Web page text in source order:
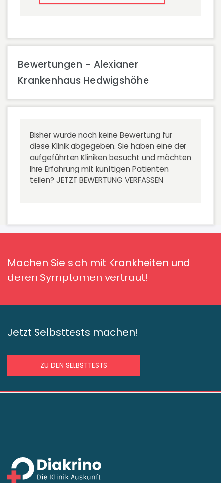
Bewertungen - Alexianer
Krankenhaus Hedwigshöhe
Bisher wurde noch keine Bewertung für
diese Klinik abgegeben. Sie haben eine der
aufgeführten Kliniken besucht und möchten
Ihre Erfahrung mit künftigen Patienten
teilen? JETZT BEWERTUNG VERFASSEN
Machen Sie sich mit Krankheiten und
deren Symptomen vertraut!
Jetzt Selbsttests machen!
ZU DEN SELBSTTESTS